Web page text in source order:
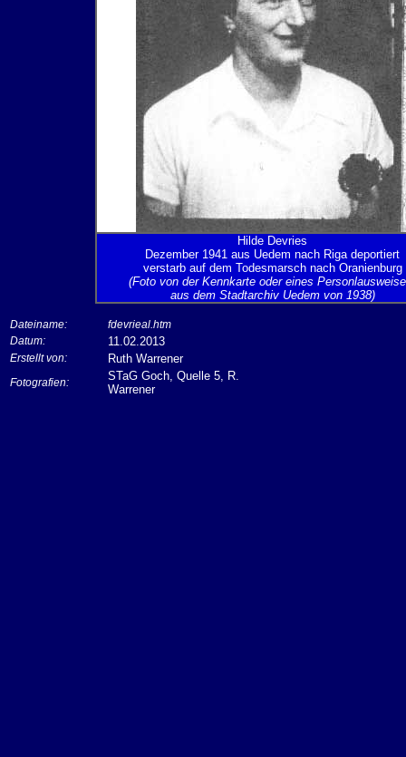
Hilde Devries
Dezember 1941 aus Uedem nach Riga deportiert
verstarb auf dem Todesmarsch nach Oranienburg
(Foto von der Kennkarte oder eines
aus dem Stadtarchiv Uedem von 1938)
Dateiname:
fdevrieal.htm
Datum:
11.02.2013
Erstellt von: Ruth Warrener
Fotografien:
STaG Goch, Quelle 5, R.
Warrener